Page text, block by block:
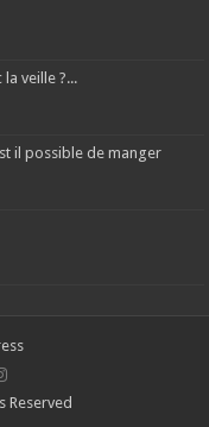
veille ?...
il possible de manger
Reserved